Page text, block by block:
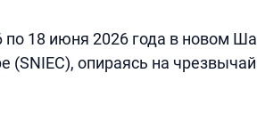
по 18 июня 2026 года в новом
опираясь на